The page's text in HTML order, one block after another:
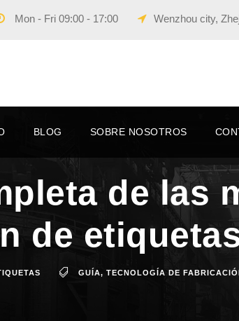
Mon - Fri 09:00 - 17:00 Wenzhou city,
BLOG SOBRE NOSOTROS
de las
de
GUÍA, TECNOLOGÍA DE